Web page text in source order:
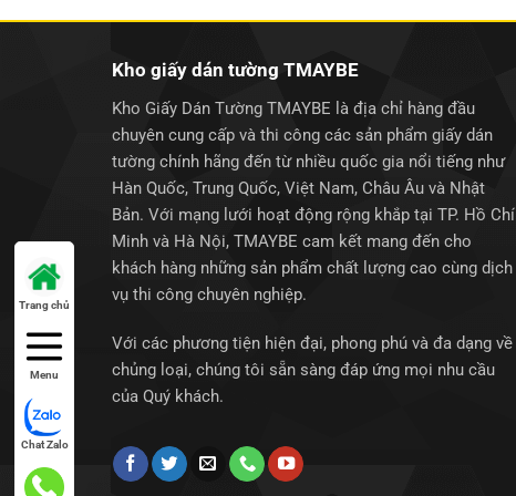
Kho giấy dán tường TMAYBE
Kho Giấy Dán Tường TMAYBE là địa chỉ hàng đầu
chuyên cung cấp và thi công các sản phẩm giấy dán
tường chính hãng đến từ nhiều quốc gia nổi tiếng như
Hàn Quốc, Trung Quốc, Việt Nam, Châu Âu và Nhật
Bản. Với mạng lưới hoạt động rộng khắp tại TP. Hồ Chí
Minh và Hà Nội, TMAYBE cam kết mang đến cho
khách hàng những sản phẩm chất lượng cao cùng dịch
vụ thi công chuyên nghiệp.
Với các phương tiện hiện đại, phong phú và đa dạng về
chủng loại, chúng tôi sẵn sàng đáp ứng mọi nhu cầu
của Quý khách.
Trang chủ
Menu
Chat Zalo